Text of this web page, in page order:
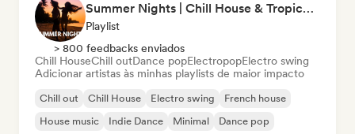
Summer Nights | Chill House & Tropical Beats
Playlist
> 800 feedbacks enviados
Chill HouseChill outDance popElectropopElectro swing
Adicionar artistas às minhas playlists de maior impacto
Chill out Chill House Electro swing
French house
House music
Indie Dance Minimal Dance pop